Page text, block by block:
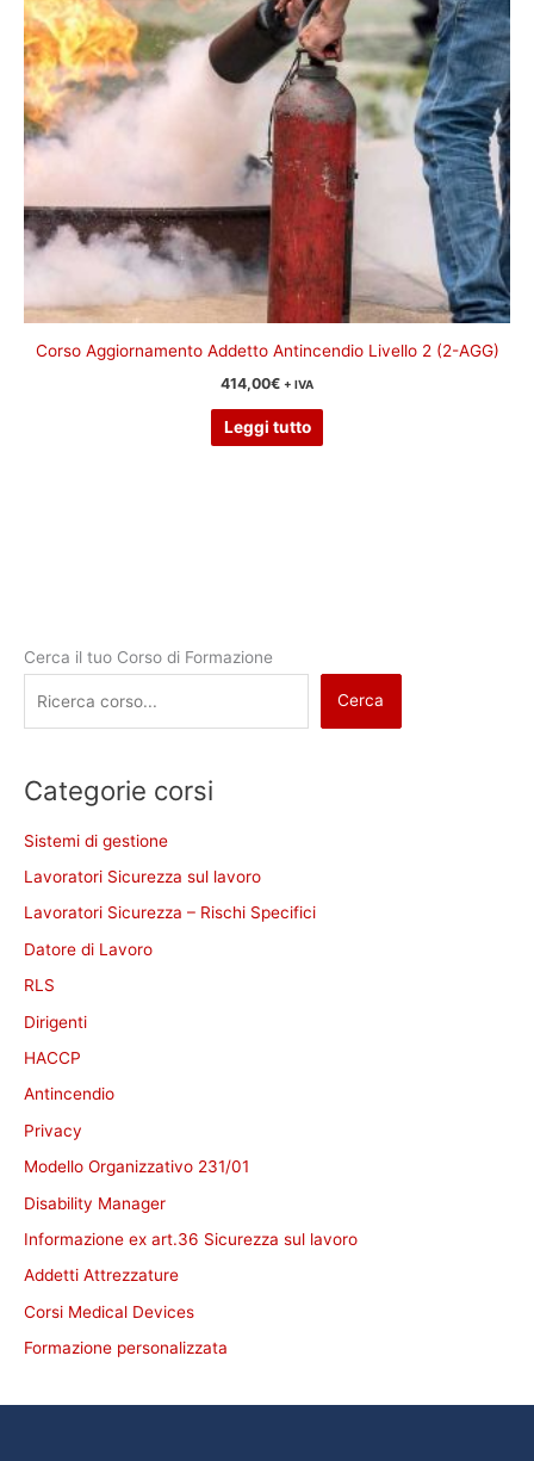
Corso Aggiornamento Addetto Antincendio Livello 2 (2-AGG)
414,00€ + IVA
Leggi tutto
Cerca il tuo Corso di Formazione
Cerca
Categorie corsi
Sistemi di gestione
Lavoratori Sicurezza sul lavoro
Lavoratori Sicurezza – Rischi Specifici
Datore di Lavoro
RLS
Dirigenti
HACCP
Antincendio
Privacy
Modello Organizzativo 231/01
Disability Manager
Informazione ex art.36 Sicurezza sul lavoro
Addetti Attrezzature
Corsi Medical Devices
Formazione personalizzata